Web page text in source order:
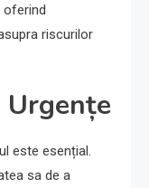
oferind
riscurilor
Urgențe
este esențial.
sa de a